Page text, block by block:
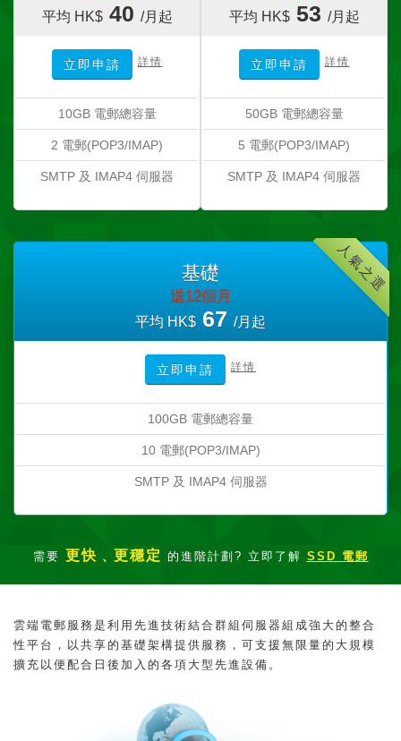
平均 HK$ 40 /月起
立即申請 詳情
10GB 電郵總容量
2 電郵(POP3/IMAP)
SMTP 及 IMAP4 伺服器
平均 HK$ 53 /月起
立即申請 詳情
50GB 電郵總容量
5 電郵(POP3/IMAP)
SMTP 及 IMAP4 伺服器
人氣之選
基礎
送12個月
平均 HK$ 67 /月起
立即申請 詳情
100GB 電郵總容量
10 電郵(POP3/IMAP)
SMTP 及 IMAP4 伺服器
需要 更快﹑更穩定 的進階計劃? 立即了解 SSD 電郵
雲端電郵服務是利用先進技術結合群組伺服器組成強大的整合
性平台，以共享的基礎架構提供服務，可支援無限量的大規模
擴充以便配合日後加入的各項大型先進設備。